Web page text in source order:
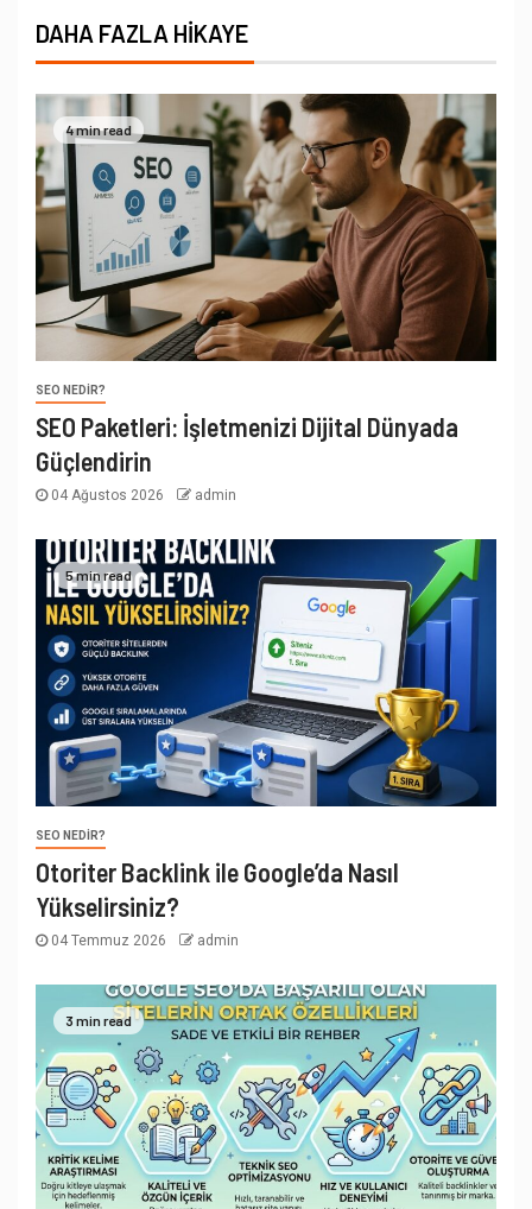
DAHA FAZLA HIKAYE
4 min read
SEO NEDIR?
SEO Paketleri: İşletmenizi Dijital Dünyada
Güçlendirin
04 Ağustos 2026 admin
5 min read
SEO NEDIR?
Otoriter Backlink ile Google’da Nasıl
Yükselirsiniz?
04 Temmuz 2026 admin
3 min read